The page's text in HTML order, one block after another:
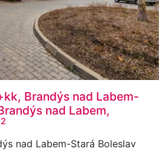
Brandýs nad Labem-
nad Labem,
2
nad Labem-Stará Boleslav